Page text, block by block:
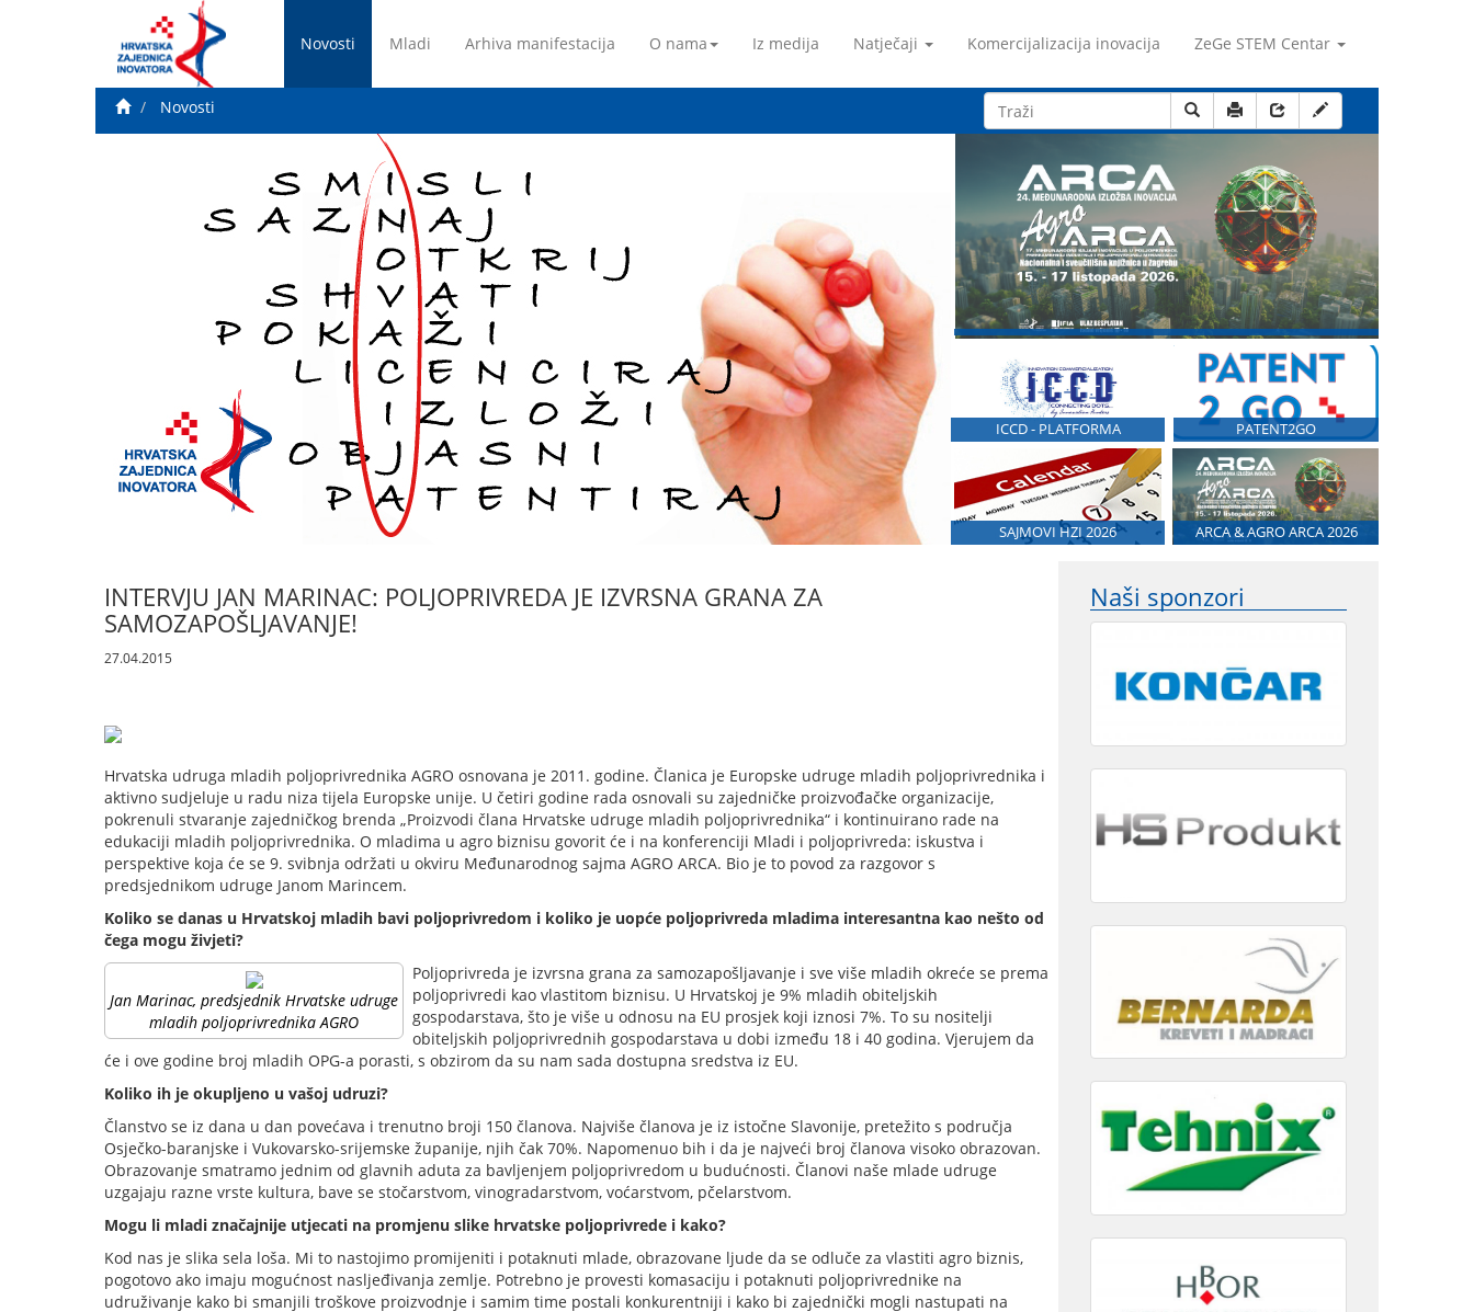
Novosti Mladi Arhiva manifestacija O nama Iz medija Natječaji Komercijalizacija inovacija ZeGe STEM Centar
Novosti
ICCD - PLATFORMA PATENT2GO
SAJMOVI HZI 2026 ARCA & AGRO ARCA 2026
INTERVJU JAN MARINAC: POLJOPRIVREDA JE IZVRSNA GRANA ZA
SAMOZAPOŠLJAVANJE!
27.04.2015
Hrvatska udruga mladih poljoprivrednika AGRO osnovana je 2011. godine. Članica je Europske udruge mladih poljoprivrednika i
aktivno sudjeluje u radu niza tijela Europske unije. U četiri godine rada osnovali su zajedničke proizvođačke organizacije,
pokrenuli stvaranje zajedničkog brenda „Proizvodi člana Hrvatske udruge mladih poljoprivrednika“ i kontinuirano rade na
edukaciji mladih poljoprivrednika. O mladima u agro biznisu govorit će i na konferenciji Mladi i poljoprivreda: iskustva i
perspektive koja će se 9. svibnja održati u okviru Međunarodnog sajma AGRO ARCA. Bio je to povod za razgovor s
predsjednikom udruge Janom Marincem.
Koliko se danas u Hrvatskoj mladih bavi poljoprivredom i koliko je uopće poljoprivreda mladima interesantna kao nešto od
čega mogu živjeti?
Jan Marinac, predsjednik Hrvatske udruge
mladih poljoprivrednika AGRO
Poljoprivreda je izvrsna grana za samozapošljavanje i sve više mladih okreće se prema
poljoprivredi kao vlastitom biznisu. U Hrvatskoj je 9% mladih obiteljskih
gospodarstava, što je više u odnosu na EU prosjek koji iznosi 7%. To su nositelji
obiteljskih poljoprivrednih gospodarstava u dobi između 18 i 40 godina. Vjerujem da
će i ove godine broj mladih OPG-a porasti, s obzirom da su nam sada dostupna sredstva iz EU.
Koliko ih je okupljeno u vašoj udruzi?
Članstvo se iz dana u dan povećava i trenutno broji 150 članova. Najviše članova je iz istočne Slavonije, pretežito s područja
Osječko-baranjske i Vukovarsko-srijemske županije, njih čak 70%. Napomenuo bih i da je najveći broj članova visoko obrazovan.
Obrazovanje smatramo jednim od glavnih aduta za bavljenjem poljoprivredom u budućnosti. Članovi naše mlade udruge
uzgajaju razne vrste kultura, bave se stočarstvom, vinogradarstvom, voćarstvom, pčelarstvom.
Mogu li mladi značajnije utjecati na promjenu slike hrvatske poljoprivrede i kako?
Kod nas je slika sela loša. Mi to nastojimo promijeniti i potaknuti mlade, obrazovane ljude da se odluče za vlastiti agro biznis,
pogotovo ako imaju mogućnost nasljeđivanja zemlje. Potrebno je provesti komasaciju i potaknuti poljoprivrednike na
udruživanje kako bi smanjili troškove proizvodnje i samim time postali konkurentniji i kako bi zajednički mogli nastupati na
Naši sponzori